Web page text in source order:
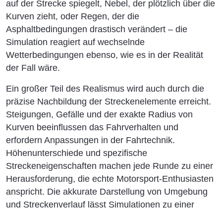
auf der Strecke spiegelt, Nebel, der plötzlich über die
Kurven zieht, oder Regen, der die
Asphaltbedingungen drastisch verändert – die
Simulation reagiert auf wechselnde
Wetterbedingungen ebenso, wie es in der Realität
der Fall wäre.
Ein großer Teil des Realismus wird auch durch die
präzise Nachbildung der Streckenelemente erreicht.
Steigungen, Gefälle und der exakte Radius von
Kurven beeinflussen das Fahrverhalten und
erfordern Anpassungen in der Fahrtechnik.
Höhenunterschiede und spezifische
Streckeneigenschaften machen jede Runde zu einer
Herausforderung, die echte Motorsport-Enthusiasten
anspricht. Die akkurate Darstellung von Umgebung
und Streckenverlauf lässt Simulationen zu einer